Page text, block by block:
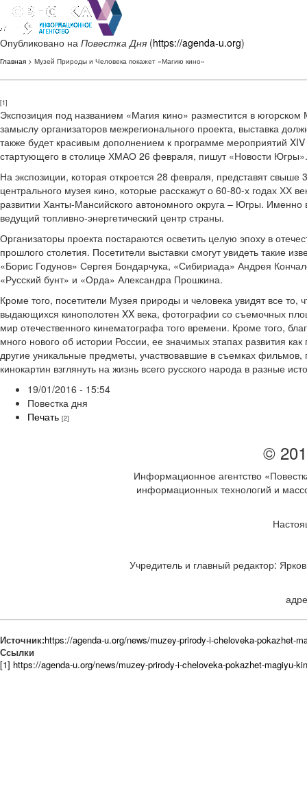
Опубликовано на Повестка Дня (https://agenda-u.org)
Главная > Музей Природы и Человека покажет «Магию кино»
[1]
Экспозиция под названием «Магия кино» разместится в
замыслу организаторов межрегионального проекта, выставка
также будет красивым дополнением к программе мероприятий
стартующего в столице ХМАО 26 февраля, пишут «Новости Югры».
На экспозиции, которая откроется 28 февраля, представят
центрального музея кино, которые расскажут о 60-80-х годах ХХ
развитии Ханты-Мансийского автономного округа – Югры.
ведущий топливно-энергетический центр страны.
Организаторы проекта постараются осветить целую эпоху в
прошлого столетия. Посетители выставки смогут увидеть такие
«Борис Годунов» Сергея Бондарчука, «Сибириада» Андрея
«Русский бунт» и «Орда» Александра Прошкина.
Кроме того, посетители Музея природы и человека увидят все
выдающихся кинополотен XX века, фотографии со съемочных
мир отечественного кинематографа того времени. Кроме того,
много нового об истории России, ее значимых этапах развития
другие уникальные предметы, участвовавшие в съемках
кинокартин взглянуть на жизнь всего русского народа в разные
19/01/2016 - 15:54
Повестка дня
Печать [2]
©
Информационное агентство
информационных технологий и
Учредитель и главный редактор:
Источник:https://agenda-u.org/news/muzey-prirody-i-cheloveka-pokazhet-
Ссылки
[1] https://agenda-u.org/news/muzey-prirody-i-cheloveka-pokazhet-magiyu-